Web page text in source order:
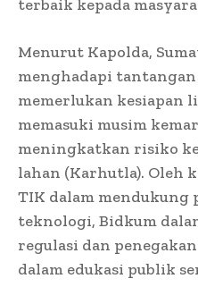
terbaik kepada
Menurut Kapolda,
menghadapi
memerlukan kesiapan
memasuki musim
meningkatkan risiko
lahan (Karhutla). Oleh
TIK dalam mendukung
teknologi, Bidkum
regulasi dan
dalam edukasi publik